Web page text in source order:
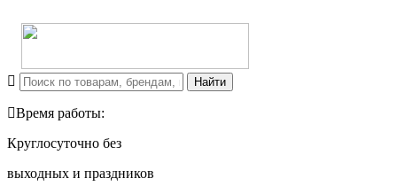
Время работы:
Круглосуточно без
выходных и праздников